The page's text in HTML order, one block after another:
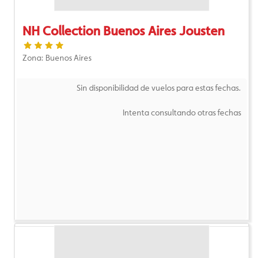
NH Collection Buenos Aires Jousten
Zona: Buenos Aires
Sin disponibilidad de vuelos para estas fechas.
Intenta consultando otras fechas